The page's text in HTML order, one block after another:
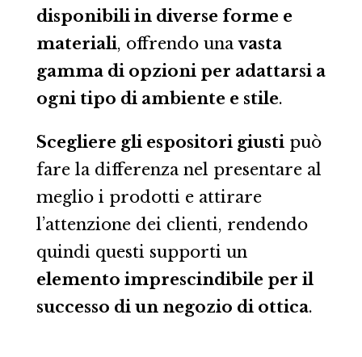
disponibili in diverse forme e
materiali, offrendo unavasta
gamma di opzioni per adattarsi a
ogni tipo di ambiente e stile.
Scegliere gli espositori giustipuò
fare la differenza nel presentare al
meglio i prodotti e attirare
l’attenzione dei clienti, rendendo
quindi questi supporti un
elemento imprescindibile per il
successo di un negozio di ottica.